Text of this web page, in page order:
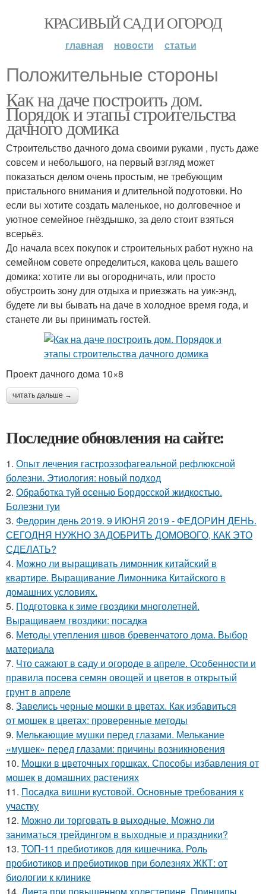
КРАСИВЫЙ САД И ОГОРОД
главная новости статьи
Положительные стороны
Как на даче построить дом.
Порядок и этапы строительства
дачного домика
Строительство дачного дома своими руками , пусть даже
совсем и небольшого, на первый взгляд может
показаться делом очень простым, не требующим
пристального внимания и длительной подготовки. Но
если вы хотите создать маленькое, но долговечное и
уютное семейное гнёздышко, за дело стоит взяться
всерьёз.
До начала всех покупок и строительных работ нужно на
семейном совете определиться, какова цель вашего
домика: хотите ли вы огородничать, или просто
обустроить зону для отдыха и приезжать на уик-энд,
будете ли вы бывать на даче в холодное время года, и
станете ли вы принимать гостей.
Проект дачного дома 10×8
читать дальше →
Последние обновления на сайте:
1. Опыт лечения гастроэзофагеальной рефлюксной
болезни. Этиология: новый подход
2. Обработка туй осенью Бордосской жидкостью.
Болезни туи
3. Федорин день 2019. 9 ИЮНЯ 2019 - ФЕДОРИН ДЕНЬ.
СЕГОДНЯ НУЖНО ЗАДОБРИТЬ ДОМОВОГО, КАК ЭТО
СДЕЛАТЬ?
4. Можно ли выращивать лимонник китайский в
квартире. Выращивание Лимонника Китайского в
домашних условиях.
5. Подготовка к зиме гвоздики многолетней.
Выращиваем гвоздики: посадка
6. Методы утепления швов бревенчатого дома. Выбор
материала
7. Что сажают в саду и огороде в апреле. Особенности и
правила посева семян овощей и цветов в открытый
грунт в апреле
8. Завелись черные мошки в цветах. Как избавиться
от мошек в цветах: проверенные методы
9. Мелькающие мушки перед глазами. Мелькание
«мушек» перед глазами: причины возникновения
10. Мошки в цветочных горшках. Способы избавления от
мошек в домашних растениях
11. Посадка вишни кустовой. Основные требования к
участку
12. Можно ли торговать в выходные. Можно ли
заниматься трейдингом в выходные и праздники?
13. ТОП-11 пребиотиков для кишечника. Роль
пробиотиков и пребиотиков при болезнях ЖКТ: от
биологии к клинике